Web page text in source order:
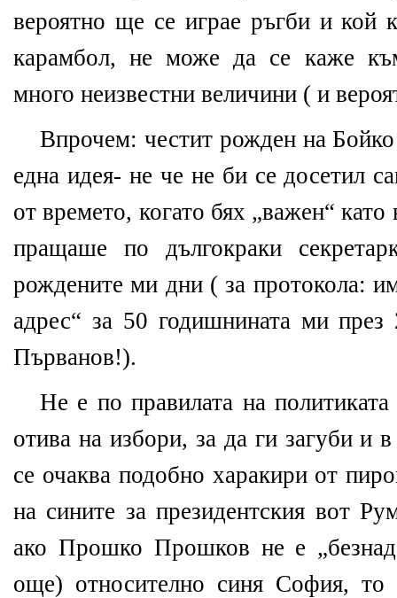
вероятно ще се играе ръгби и кой
карамбол, не може да се каже
много неизвестни величини ( и
Впрочем: честит рожден на
една идея- не че не би се досетил
от времето, когато бях „важен“
пращаше по дългокраки
рождените ми дни ( за протокола:
адрес“ за 50 годишнината ми през
Първанов!).
Не е по правилата на
отива на избори, за да ги загуби и
се очаква подобно харакири от
на сините за президентския вот
ако Прошко Прошков не е
още) относително синя София, то